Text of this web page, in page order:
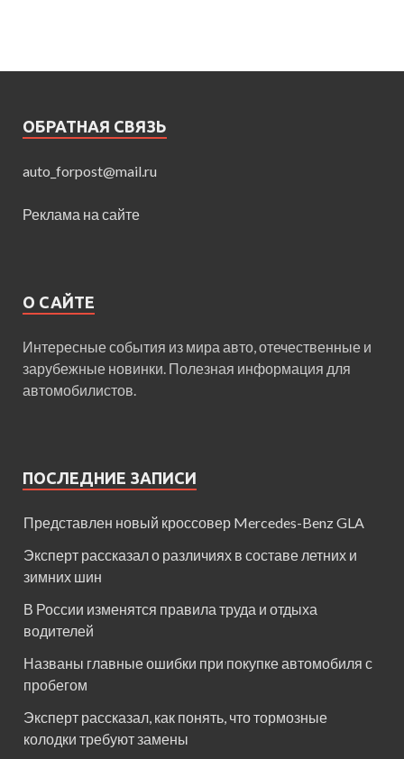
ОБРАТНАЯ СВЯЗЬ
auto_forpost@mail.ru
Реклама на сайте
О САЙТЕ
Интересные события из мира авто, отечественные и
зарубежные новинки. Полезная информация для
автомобилистов.
ПОСЛЕДНИЕ ЗАПИСИ
Представлен новый кроссовер Mercedes-Benz GLA
Эксперт рассказал о различиях в составе летних и
зимних шин
В России изменятся правила труда и отдыха
водителей
Названы главные ошибки при покупке автомобиля с
пробегом
Эксперт рассказал, как понять, что тормозные
колодки требуют замены